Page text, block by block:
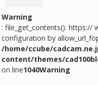
Warning
: file_get_contents(): https://
configuration by
/home/ccube/
content/themes/
on line1040Warning